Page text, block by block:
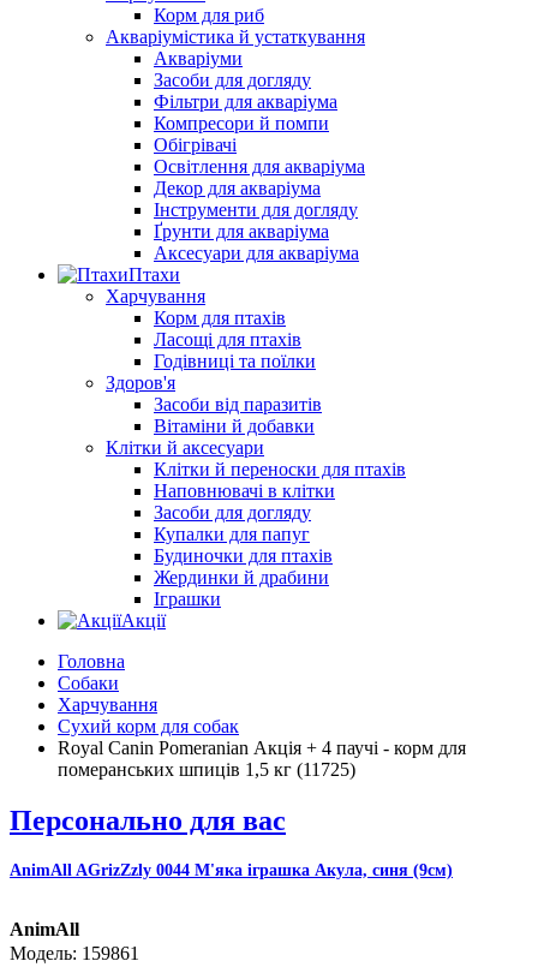
Корм для риб
Акваріумістика й устаткування
Акваріуми
Засоби для догляду
Фільтри для акваріума
Компресори й помпи
Обігрівачі
Освітлення для акваріума
Декор для акваріума
Інструменти для догляду
Ґрунти для акваріума
Аксесуари для акваріума
Птахи
Харчування
Корм для птахів
Ласощі для птахів
Годівниці та поїлки
Здоров'я
Засоби від паразитів
Вітаміни й добавки
Клітки й аксесуари
Клітки й переноски для птахів
Наповнювачі в клітки
Засоби для догляду
Купалки для папуг
Будиночки для птахів
Жердинки й драбини
Іграшки
Акції
Головна
Собаки
Харчування
Сухий корм для собак
Royal Canin Pomeranian Акція + 4 паучі - корм для
померанських шпиців 1,5 кг (11725)
Персонально для вас
AnimAll AGrizZzly 0044 М'яка іграшка Акула, синя (9см)
AnimAll
159861